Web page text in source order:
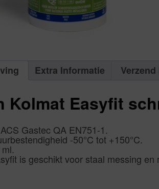
Extra Informatie
Kolmat Easyfit
Gastec QA EN751-1.
-50°C tot +150°C.
is geschikt voor staal messing en